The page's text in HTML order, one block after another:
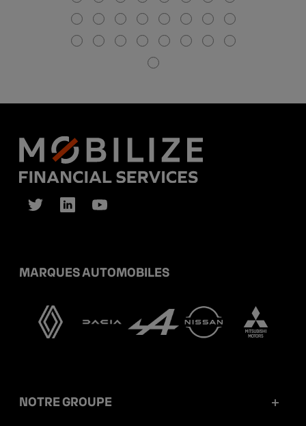
MARQUES AUTOMOBILES
NOTRE GROUPE